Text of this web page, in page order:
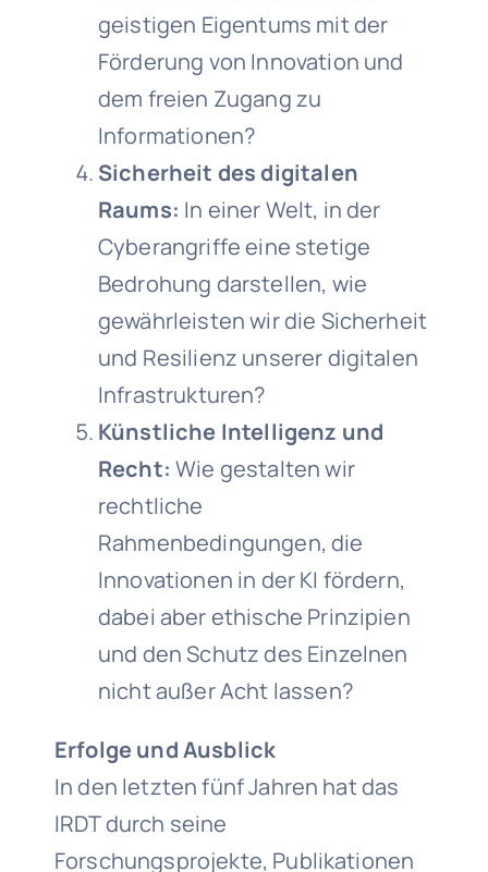
geistigen Eigentums mit der
Förderung von Innovation und
dem freien Zugang zu
Informationen?
Sicherheit des digitalen
Raums: In einer Welt, in der
Cyberangriffe eine stetige
Bedrohung darstellen, wie
gewährleisten wir die Sicherheit
und Resilienz unserer digitalen
Infrastrukturen?
Künstliche Intelligenz und
Recht: Wie gestalten wir
rechtliche
Rahmenbedingungen, die
Innovationen in der KI fördern,
dabei aber ethische Prinzipien
und den Schutz des Einzelnen
nicht außer Acht lassen?
Erfolge und Ausblick
In den letzten fünf Jahren hat das
IRDT durch seine
Forschungsprojekte, Publikationen